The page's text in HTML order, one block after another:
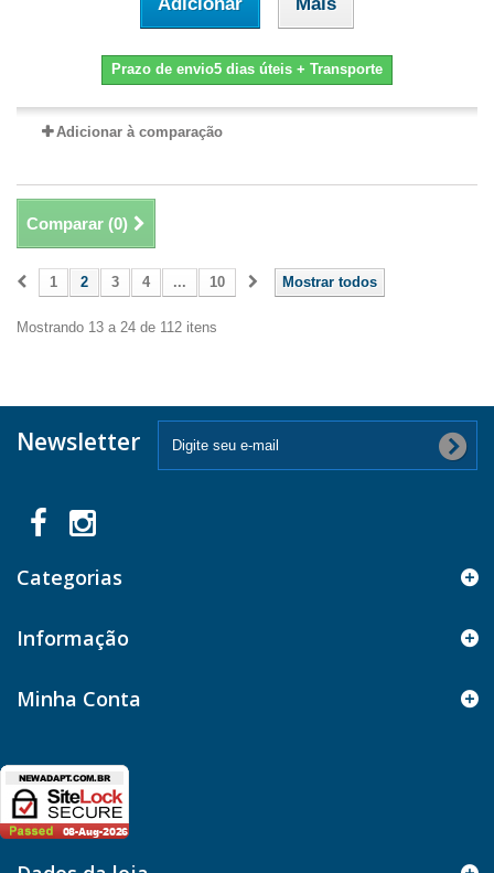
Adicionar Mais
Prazo de envio5 dias úteis + Transporte
Adicionar à comparação
Comparar (0)
Mostrar todos
1 2 3 4 ... 10
Mostrando 13 a 24 de 112 itens
Newsletter
Categorias
Informação
Minha Conta